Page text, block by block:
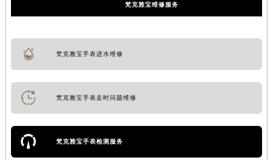
梵克雅宝维修服务
梵克雅宝手表进水维修
梵克雅宝手表走时问题维修
梵克雅宝手表检测服务